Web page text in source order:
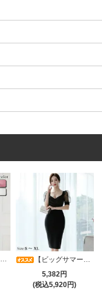
【ビッグサマーセール対象品】光沢シアースリーブが軽やかなカシュクールVネックドレープミディドレス(キャバドレス・CABARETDRESS)
5,382円
(税込5,920円)